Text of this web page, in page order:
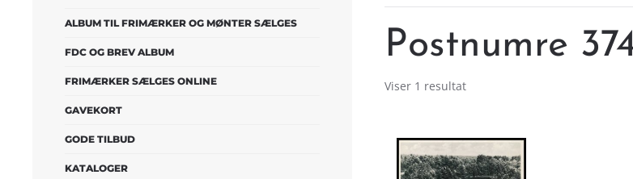
ALBUM TIL FRIMÆRKER OG MØNTER SÆLGES
FDC OG BREV ALBUM
FRIMÆRKER SÆLGES ONLINE
GAVEKORT
GODE TILBUD
KATALOGER
Postnumre
Viser 1 resultat